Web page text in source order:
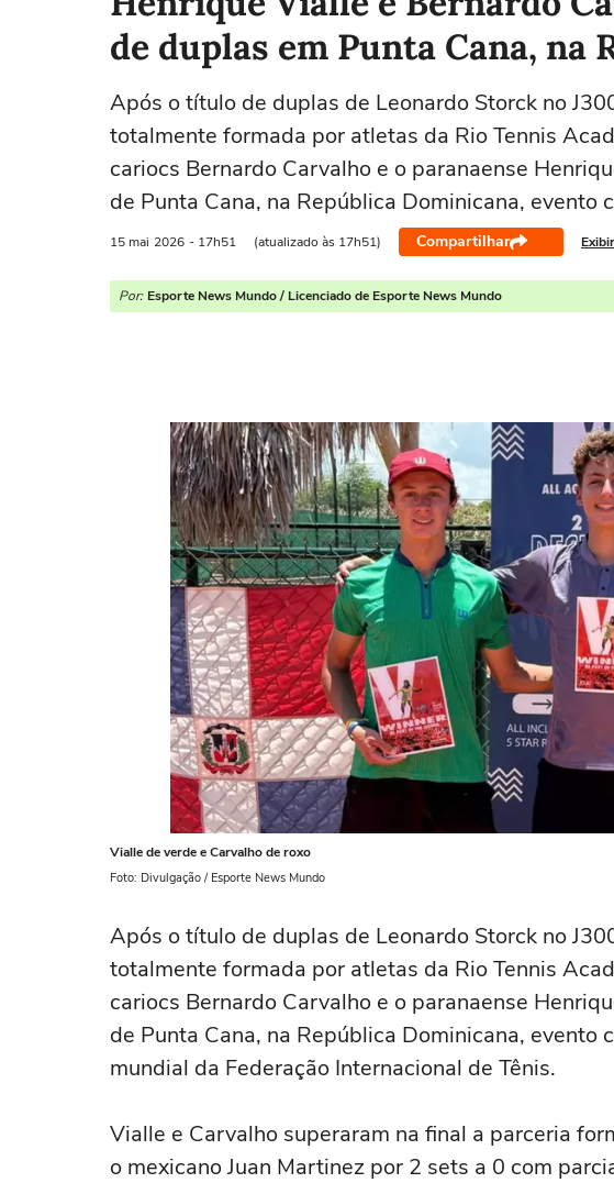
de duplas em Punta Cana, na
Após o título de duplas de Leonardo Storck no
totalmente formada por atletas da Rio Tennis
cariocs Bernardo Carvalho e o paranaense
de Punta Cana, na República Dominicana, evento
15 mai 2026 - 17h51 (atualizado às 17h51) Compartilhar
Por: Esporte News Mundo / Licenciado de Esporte News Mundo
Vialle de verde e Carvalho de roxo
Foto: Divulgação / Esporte News Mundo
Após o título de duplas de Leonardo Storck no
totalmente formada por atletas da Rio Tennis
cariocs Bernardo Carvalho e o paranaense
de Punta Cana, na República Dominicana, evento
mundial da Federação Internacional de Tênis.
Vialle e Carvalho superaram na final a parceria
o mexicano Juan Martinez por 2 sets a 0 com